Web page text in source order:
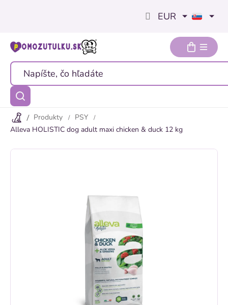
EUR
Produkty
PSY
Alleva HOLISTIC dog adult maxi chicken & duck 12 kg